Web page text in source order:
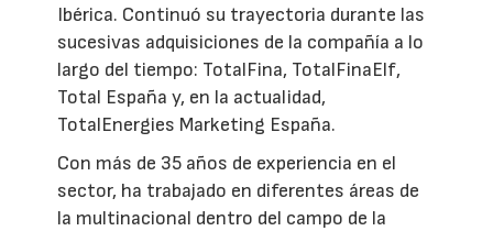
Ibérica. Continuó su trayectoria durante las
sucesivas adquisiciones de la compañía a lo
largo del tiempo: TotalFina, TotalFinaElf,
Total España y, en la actualidad,
TotalEnergies Marketing España.
Con más de 35 años de experiencia en el
sector, ha trabajado en diferentes áreas de
la multinacional dentro del campo de la